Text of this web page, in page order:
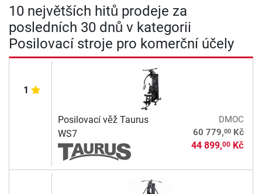
10 největších hitů prodeje za
posledních 30 dnů v kategorii
Posilovací stroje pro komerční účely
1
Posilovací věž Taurus
WS7
DMOC
60 779,00Kč
44 899,00Kč